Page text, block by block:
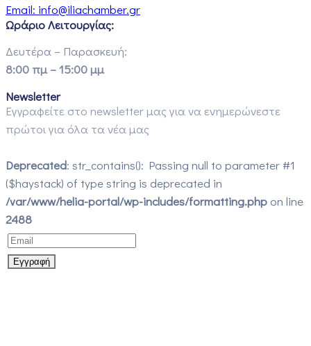
Email: info@iliachamber.gr
Ωράριο Λειτουργίας:
Δευτέρα – Παρασκευή:
8:00 πμ – 15:00 μμ
Newsletter
Εγγραφείτε στο newsletter μας για να ενημερώνεστε
πρώτοι για όλα τα νέα μας
Deprecated: str_contains(): Passing null to parameter #1
($haystack) of type string is deprecated in
/var/www/helia-portal/wp-includes/formatting.php on line
2488